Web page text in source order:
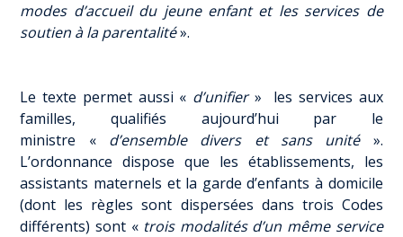
modes d’accueil du jeune enfant et les services de
soutien à la parentalité».
Le texte permet aussi « d’unifier » les services aux
familles, qualifiés aujourd’hui par le
ministre « d’ensemble divers et sans unité».
L’ordonnance dispose que les établissements, les
assistants maternels et la garde d’enfants à domicile
(dont les règles sont dispersées dans trois Codes
différents) sont «trois modalités d’un même service